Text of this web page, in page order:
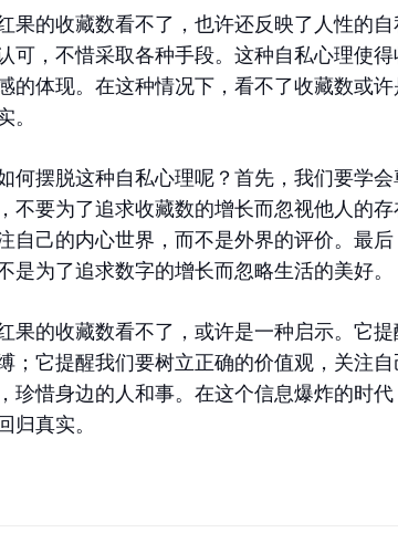
果的收藏数看不了，也许还反映了人性的
可，不惜采取各种手段。这种自私心理使
的体现。在这种情况下，看不了收藏数或
。
何摆脱这种自私心理呢？首先，我们要学
不要为了追求收藏数的增长而忽视他人的
自己的内心世界，而不是外界的评价。最
是为了追求数字的增长而忽略生活的美好。
果的收藏数看不了，或许是一种启示。它
；它提醒我们要树立正确的价值观，关注
珍惜身边的人和事。在这个信息爆炸的时
归真实。